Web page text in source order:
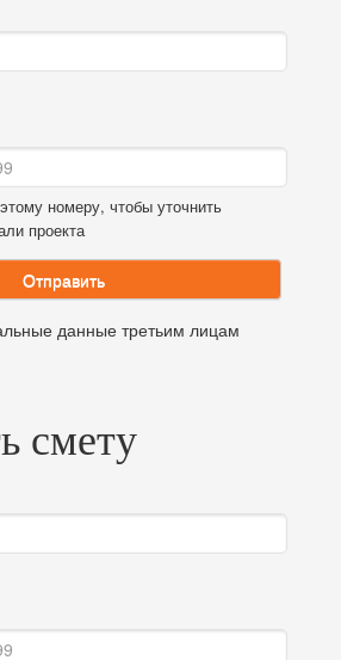
номеру, чтобы уточнить
проекта
Отправить
данные третьим лицам
смету